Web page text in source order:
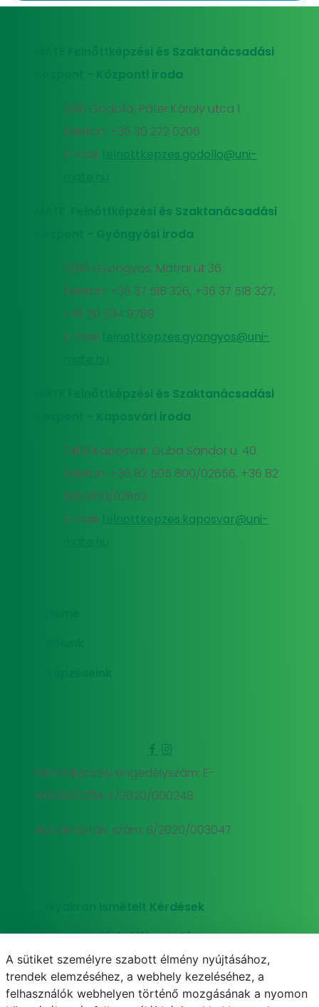
MATE Felnőttképzési és Szaktanácsadási
Központ - Központi iroda
2100 Gödöllő, Páter Károly utca 1.
Telefon: +36 30 272 0206
E-mail:
felnottkepzes.godollo@uni-
MATE Felnőttképzési és Szaktanácsadási
Központ - Gyöngyösi iroda
3200 Gyöngyös, Mátrai út 36.
Telefon: +36 37 518 326, +36 37 518 327,
+36 20 534 9789
E-mail:
felnottkepzes.gyongyos@uni-
MATE Felnőttképzési és Szaktanácsadási
Központ - Kaposvári iroda
7400 Kaposvár, Guba Sándor u. 40.
Telefon: +36 82 505 800/02656, +36 82
505 800/02652
E-mail:
felnottkepzes.kaposvar@uni-
Felnőttképzési engedélyszám: E-
000293/2014, E/2020/000248
Nyilvántartási szám: B/2020/003047
Gyakran Ismételt Kérdések
Adatkezelési tájékoztató
Süti (cookie) tájékoztató
A sütiket személyre szabott élmény nyújtásához,
trendek elemzéséhez, a webhely kezeléséhez, a
felhasználók webhelyen történő mozgásának a nyomon